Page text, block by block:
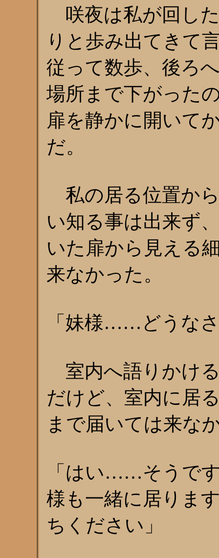
咲夜は私が回し
りと歩み出てきて
従って数歩、後ろ
場所まで下がった
扉を静かに開いて
だ。
私の居る位置か
い知る事は出来ず
いた扉から見える
来なかった。
「妹様……どうな
室内へ語りかけ
だけど、室内に居
まで届いては来な
「はい……そうで
様も一緒に居り
ちください」